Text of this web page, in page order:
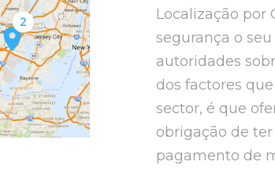
Localização por
segurança o
autoridades
dos factores
sector, é que
obrigação de
pagamento de